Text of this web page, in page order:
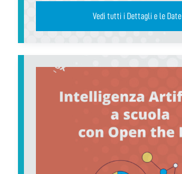
Vedi tutti i Dettagli e le Date